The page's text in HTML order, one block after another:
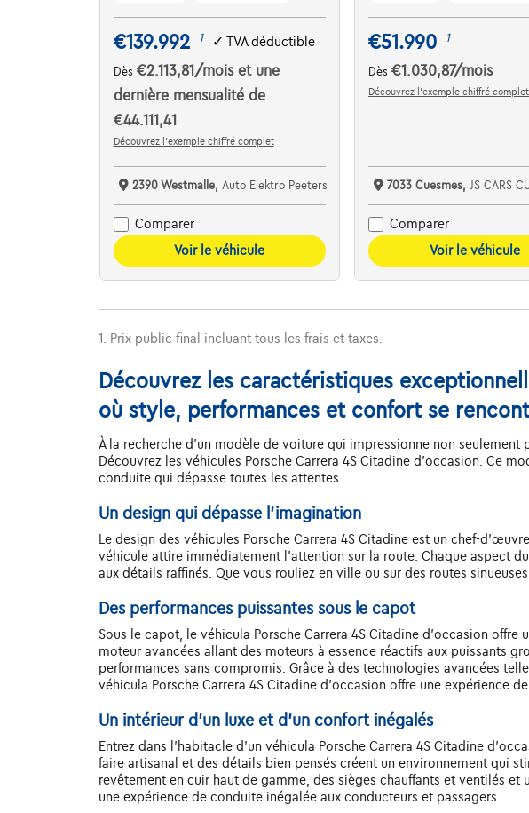
€139.992 1 ✓ TVA déductible
Dès €2.113,81 /mois et une
dernière mensualité de
€44.111,41
Découvrez l’exemple chiffré complet
2390 Westmalle, Auto Elektro Peeters
Comparer
Voir le véhicule
€51.990 1
Dès€1.030,87/mois
Découvrez l’exemple chiffré complet
7033 Cuesmes, JS CARS
Comparer
Voir le véhicule
1. Prix public final incluant tous les frais et taxes.
Découvrez les caractéristiques
où style, performances et confort se
À la recherche d'un modèle de voiture qui impressionne non seulement
Découvrez les véhicules Porsche Carrera 4S Citadine d'occasion. Ce
conduite qui dépasse toutes les attentes.
Un design qui dépasse l'imagination
Le design des véhicules Porsche Carrera 4S Citadine est un chef-
véhicule attire immédiatement l'attention sur la route. Chaque aspect
aux détails raffinés. Que vous rouliez en ville ou sur des routes
Des performances puissantes sous le capot
Sous le capot, le véhicula Porsche Carrera 4S Citadine d'occasion
moteur avancées allant des moteurs à essence réactifs aux puissants
performances sans compromis. Grâce à des technologies avancées
véhicula Porsche Carrera 4S Citadine d'occasion offre une expérience
Un intérieur d’un luxe et d’un confort inégalés
Entrez dans l'habitacle d'un véhicula Porsche Carrera 4S Citadine
faire artisanal et des détails bien pensés créent un environnement qui
revêtement en cuir haut de gamme, des sièges chauffants et ventilés
une expérience de conduite inégalée aux conducteurs et passagers.